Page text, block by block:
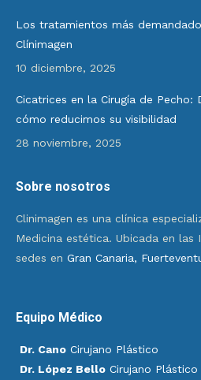
Los tratamientos más
Clínimagen
10 diciembre, 2025
Cicatrices en la Cirugía de Pecho:
cómo reducimos su visibilidad
28 noviembre, 2025
Sobre nosotros
Clinimagen es una clínica
Medicina estética. Ubicada en las
sedes en Gran Canaria,
Equipo Médico
Dr. Cano Cirujano Plástico
Dr. López Bello Cirujano Plástico